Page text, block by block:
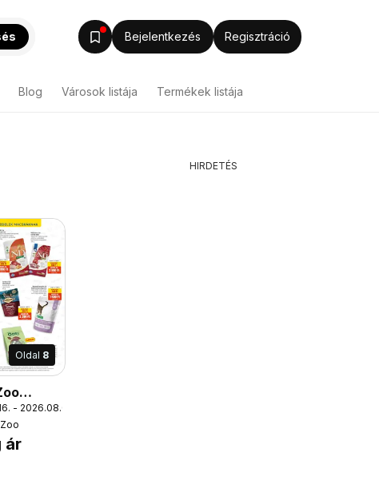
Bejelentkezés Regisztráció
Blog Városok listája Termékek listája
Oldal 8
- 2026.08.09.
ár
HIRDETÉS